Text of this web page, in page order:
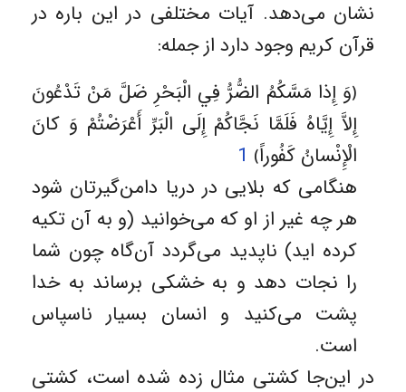
نشان می‌دهد. آیات مختلفی در این باره در
قرآن کریم وجود دارد از جمله:
﴿وَ إِذا مَسَّكُمُ الضُّرُّ فِي الْبَحْرِ ضَلَّ مَنْ تَدْعُونَ
إِلاَّ إِيَّاهُ فَلَمَّا نَجَّاكُمْ إِلَى الْبَرِّ أَعْرَضْتُمْ وَ كانَ
الْإِنْسانُ كَفُوراً﴾ 1
هنگامی که بلایی در دریا دامن‌گیرتان شود
هر چه غیر از او که می‌خوانید (و به آن تکیه
کرده اید) ناپدید می‌گردد آن‌گاه چون شما
را نجات دهد و به خشکی برساند به خدا
پشت می‌کنید و انسان بسیار ناسپاس
است.
در این‌جا کشتی مثال زده شده است، کشتی